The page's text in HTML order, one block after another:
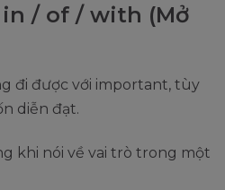
/ of / with (Mở
đi được với important, tùy
diễn đạt.
khi nói về vai trò trong một